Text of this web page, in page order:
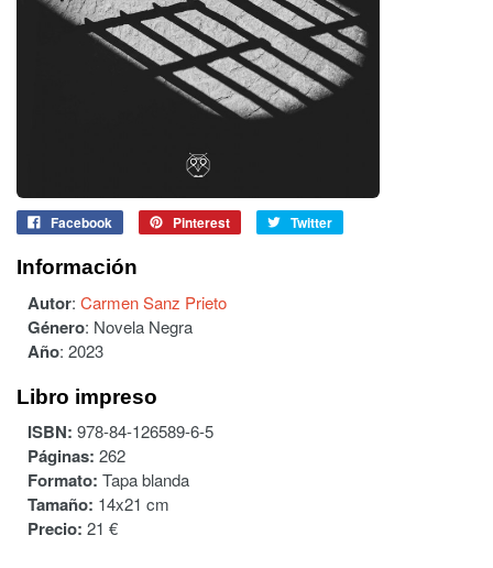
Facebook Pinterest Twitter
Información
Autor: Carmen Sanz Prieto
Género: Novela Negra
Año: 2023
Libro impreso
ISBN: 978-84-126589-6-5
Páginas: 262
Formato: Tapa blanda
Tamaño: 14x21 cm
Precio: 21 €